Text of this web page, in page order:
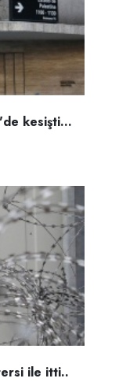
kesişti...
ile itti..